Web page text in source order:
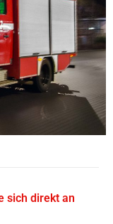
sich direkt an